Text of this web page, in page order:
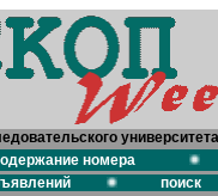
номера
поиск